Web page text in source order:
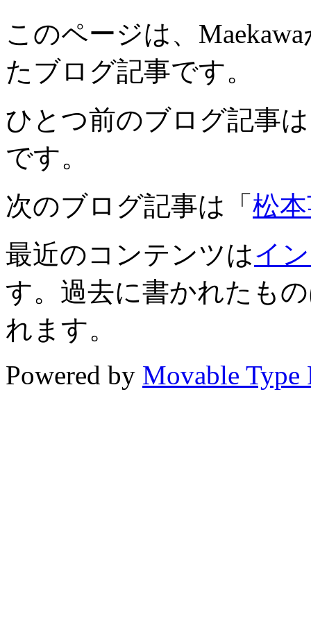
このページは、
たブログ記事です。
ひとつ前のブログ記事
です。
次のブログ記事は「 松
最近のコンテンツはイ
す。過去に書かれたも
れます。
Powered by Movable Type